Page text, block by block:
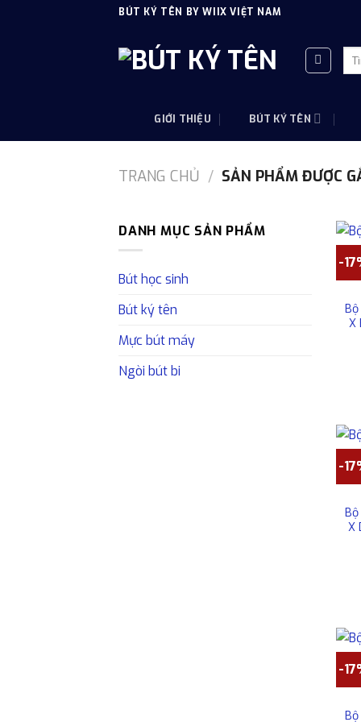
BÚT KÝ TÊN BY WIIX VIỆT NAM
Tìm
GIỚI THIỆU BÚT KÝ TÊN
TRANG CHỦ / SẢN PHẨM ĐƯỢC
DANH MỤC SẢN PHẨM
Bút học sinh
Bút ký tên
Mực bút máy
Ngòi bút bi
-
X
-
X
-